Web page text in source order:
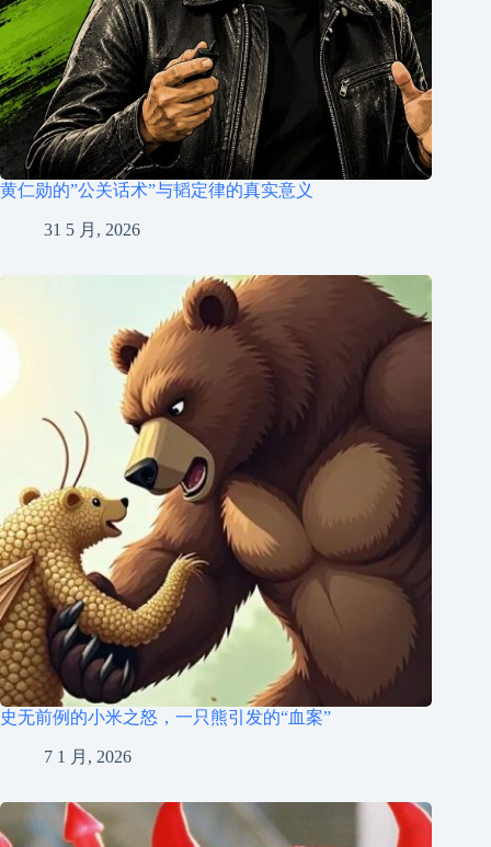
黄仁勋的”公关话术”与韬定律的真实意义
31 5 月, 2026
史无前例的小米之怒，一只熊引发的“血案”
7 1 月, 2026